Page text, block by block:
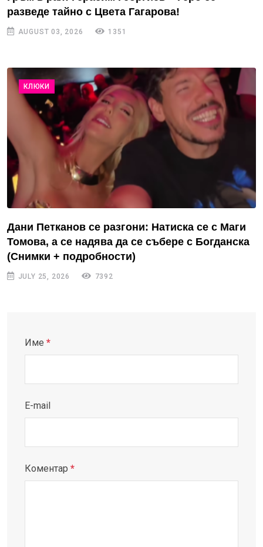
разведе тайно с Цвета Гагарова!
AUGUST 03, 2026 1351
КЛЮКИ
Дани Петканов се разгони: Натиска се с Маги
Томова, а се надява да се събере с Богданска
(Снимки + подробности)
JULY 25, 2026 7392
Име *
E-mail
Коментар *